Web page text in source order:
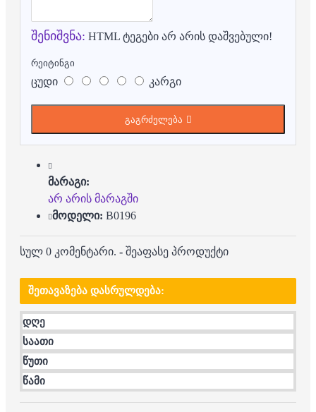
შენიშვნა: HTML ტეგები არ არის დაშვებული!
რეიტინგი
ცუდი კარგი
გაგრძელება
მარაგი:
არ არის მარაგში
მოდელი: B0196
სულ 0 კომენტარი. - შეაფასე პროდუქტი
ᲨᲔᲗᲐᲕᲐᲖᲔᲑᲐ ᲓᲐᲡᲠᲣᲚᲓᲔᲑᲐ:
დღე
საათი
წუთი
წამი